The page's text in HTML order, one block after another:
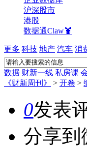
沪深股市
港股
数据通Claw🦞
更多 科技 地产 汽车 消
数据 财新一线 私房课
《财新周刊》
> 开卷 >
0发表
分享到